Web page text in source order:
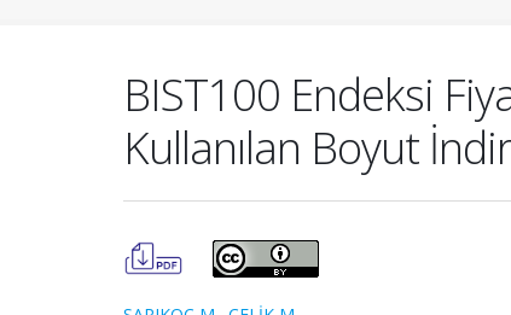
BIST100 Endeksi
Kullanılan Boyut